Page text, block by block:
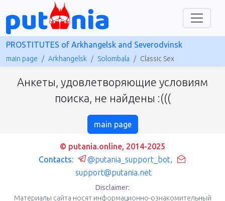
PROSTITUTES of Arkhangelsk and Severodvinsk
main page Arkhangelsk Solombala Classic Sex
Анкеты, удовлетворяющие условиям
поиска, не найдены :(((
main page
© putania.online, 2014-2025
Contacts:
@putania_support_bot,
support@putania.net
Disclaimer:
Материалы сайта носят информационно-ознакомительный